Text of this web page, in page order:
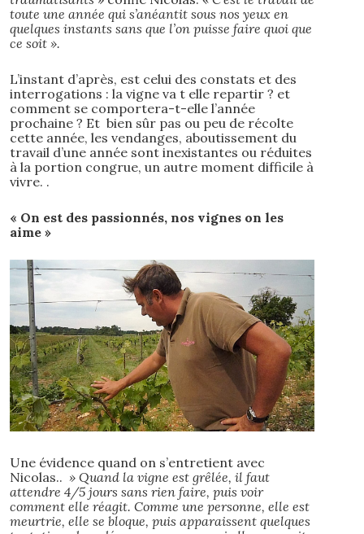
toute une année qui s’anéantit sous nos yeux en
quelques instants sans que l’on puisse faire quoi que
ce soit ».
L’instant d’après, est celui des constats et des
interrogations : la vigne va t elle repartir ? et
comment se comportera-t-elle l’année
prochaine ? Et bien sûr pas ou peu de récolte
cette année, les vendanges, aboutissement du
travail d’une année sont inexistantes ou réduites
à la portion congrue, un autre moment difficile à
vivre. .
« On est des passionnés, nos vignes on les
aime »
Une évidence quand on s’entretient avec
Nicolas.. » Quand la vigne est grêlée, il faut
attendre 4/5 jours sans rien faire, puis voir
comment elle réagit. Comme une personne, elle est
meurtrie, elle se bloque, puis apparaissent quelques